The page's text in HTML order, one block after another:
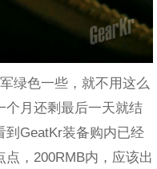
绿色一些，就不用这么
个月还剩最后一天就结
到GeatKr装备购内已经
，200RMB内，应该出